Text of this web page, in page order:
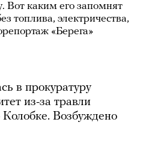
Вот каким его запомнят
топлива, электричества,
«Берега»
в прокуратуру
из-за травли
Возбуждено